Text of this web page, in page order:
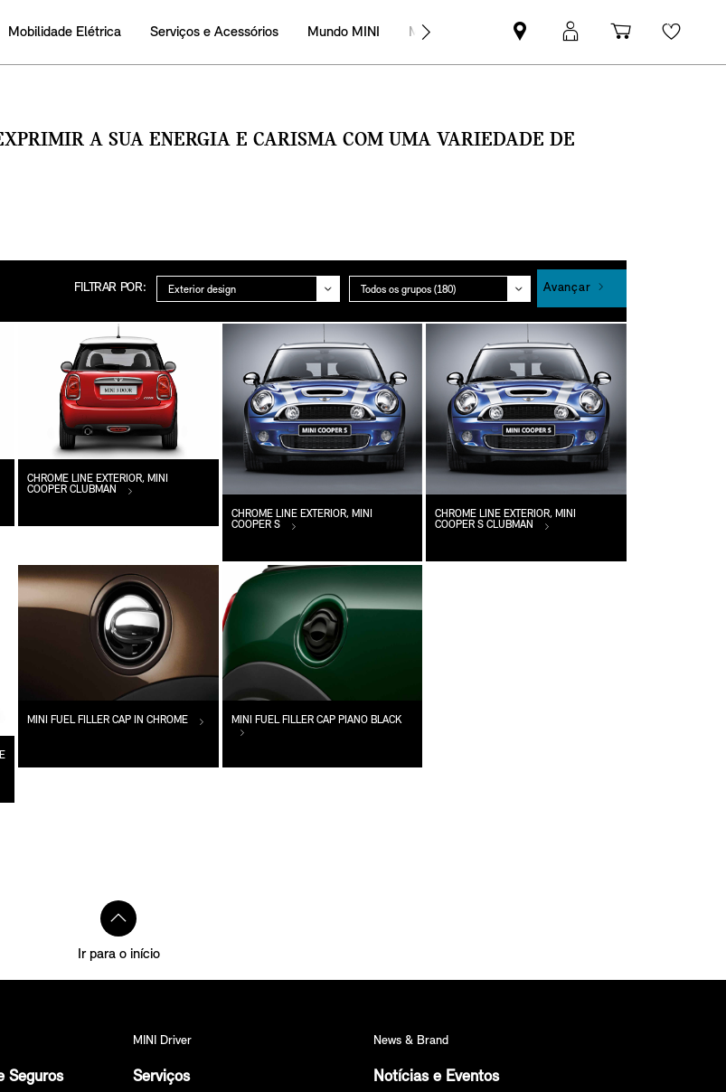
Mobilidade Elétrica Serviços e Acessórios Mundo MINI MINI Empresas
Pesquisar
parceiro
Iniciar
sessão
Carrinho
de
A SUA ENERGIA E CARISMA COM UMA VARIEDADE DE
FILTRAR POR:
Categoria
Grupo
Avançar
CHROME LINE EXTERIOR, MINI
COOPER CLUBMAN
CHROME LINE EXTERIOR, MINI
COOPER S
CHROME LINE EXTERIOR, MINI
COOPER S CLUBMAN
MINI FUEL FILLER CAP IN CHROME MINI FUEL FILLER CAP PIANO BLACK
Ir para o início
Seguros
MINI Driver
Serviços
News & Brand
Notícias e Eventos